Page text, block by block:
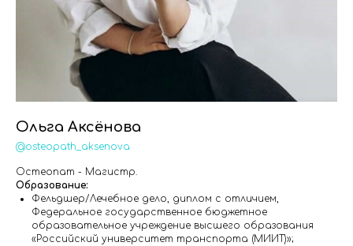
Ольга Аксёнова
@osteopath_aksenova
Остеопат - Магистр.
Образование:
Фельдшер/Лечебное дело, диплом с отличием,
Федеральное государственное бюджетное
образовательное учреждение высшего образования
«Российский университет транспорта (МИИТ)»;